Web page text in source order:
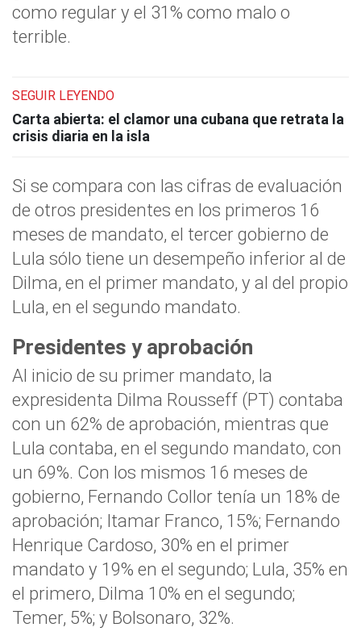
como regular y el 31% como malo o
terrible.
SEGUIR LEYENDO
Carta abierta: el clamor una cubana que retrata la
crisis diaria en la isla
Si se compara con las cifras de evaluación
de otros presidentes en los primeros 16
meses de mandato, el tercer gobierno de
Lula sólo tiene un desempeño inferior al de
Dilma, en el primer mandato, y al del propio
Lula, en el segundo mandato.
Presidentes y aprobación
Al inicio de su primer mandato, la
expresidenta Dilma Rousseff (PT) contaba
con un 62% de aprobación, mientras que
Lula contaba, en el segundo mandato, con
un 69%. Con los mismos 16 meses de
gobierno, Fernando Collor tenía un 18% de
aprobación; Itamar Franco, 15%; Fernando
Henrique Cardoso, 30% en el primer
mandato y 19% en el segundo; Lula, 35% en
el primero, Dilma 10% en el segundo;
Temer, 5%; y Bolsonaro, 32%.